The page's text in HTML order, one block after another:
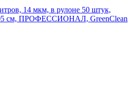
14 мкм, в рулоне 50 штук,
см, ПРОФЕССИОНАЛ, GreenClean